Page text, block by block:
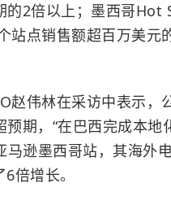
的2倍以上；墨西哥Hot
站点销售额超百万美元
赵伟林在采访中表示，
期，“在巴西完成本地
逊墨西哥站，其海外
倍增长。